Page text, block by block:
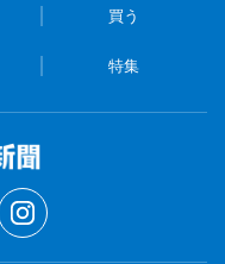
買う
特集